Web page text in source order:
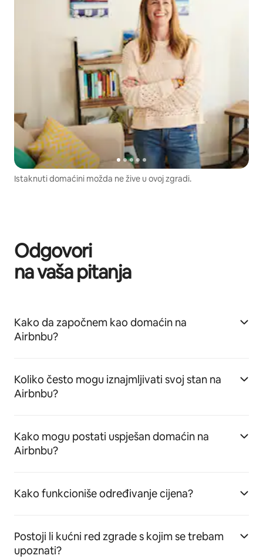
Istaknuti domaćini možda ne žive u ovoj zgradi.
Odgovori
na vaša pitanja
Kako da započnem kao domaćin na
Airbnbu?
Koliko često mogu iznajmljivati svoj stan na
Airbnbu?
Kako mogu postati uspješan domaćin na
Airbnbu?
Kako funkcioniše određivanje cijena?
Postoji li kućni red zgrade s kojim se trebam
upoznati?